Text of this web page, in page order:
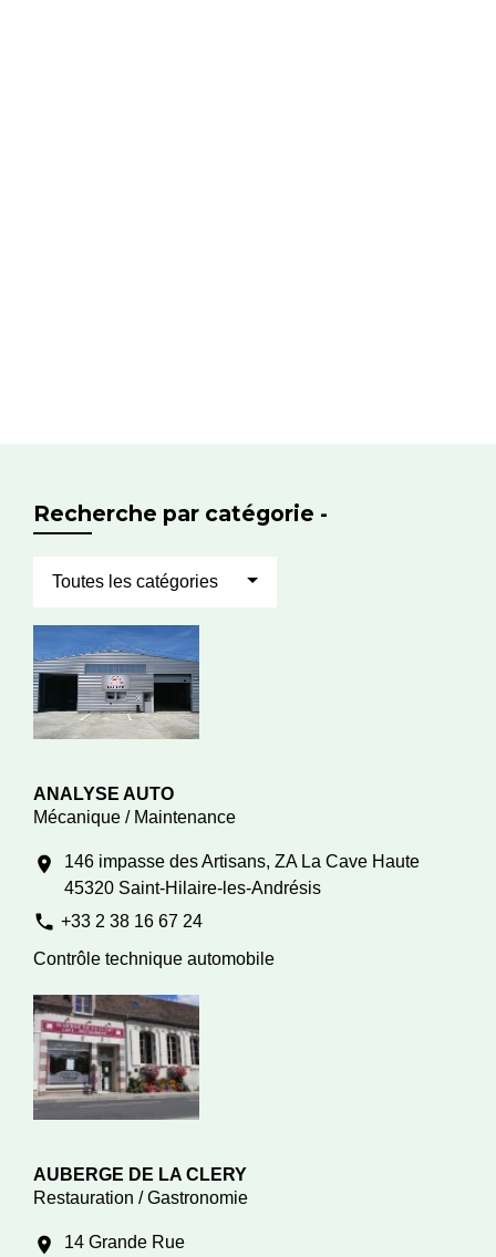
Recherche par catégorie -
Toutes les catégories
ANALYSE AUTO
Mécanique / Maintenance
location_on
146 impasse des Artisans, ZA La Cave Haute
45320 Saint-Hilaire-les-Andrésis
phone +33 2 38 16 67 24
Contrôle technique automobile
AUBERGE DE LA CLERY
Restauration / Gastronomie
location_on
14 Grande Rue